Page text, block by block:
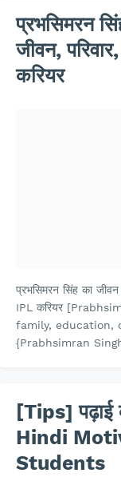
प्रभसिमरन
जीवन,
करियर
प्रभसिमरन सिंह का जीवन
IPL करियर
family, education,
{Prabhsimran
[Tips] पढ़ाई
Hindi
Students